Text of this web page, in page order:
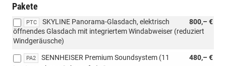
Pakete
PTC 800,– €
SKYLINE Panorama-Glasdach, elektrisch
öffnendes Glasdach mit integriertem Windabweiser (reduziert
Windgeräusche)
PA2 480,– €
SENNHEISER Premium Soundsystem (11